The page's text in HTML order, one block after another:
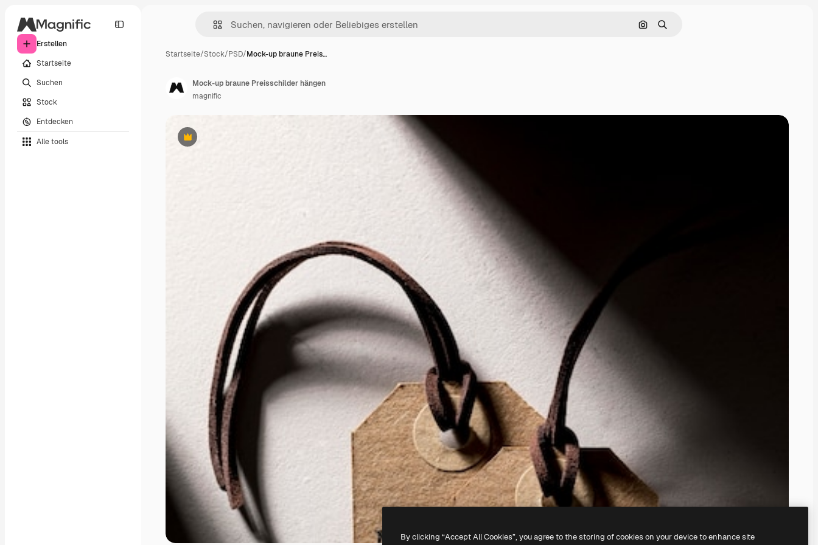
Erstellen
Startseite
Suchen
Stock
Entdecken
Alle tools
Nach Bild suchen
Suchen
Startseite/Stock/PSD/Mock-up braune Preis…
Premium
Mock-up braune Preisschilder hängen
magnific
By clicking “Accept All Cookies”, you agree to the storing of cookies on your device to enhance site